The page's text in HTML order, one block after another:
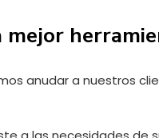
anudar a nuestros